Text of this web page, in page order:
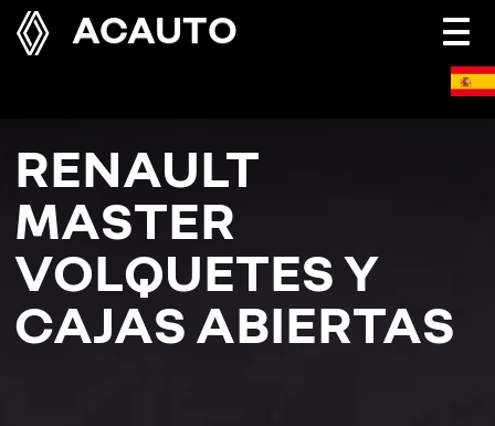
ACAUTO
RENAULT
MASTER
VOLQUETES Y
CAJAS ABIERTAS